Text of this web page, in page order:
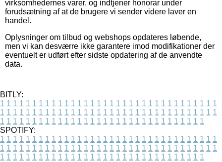
virksomhedernes varer, og indtjener honorar under
forudsætning af at de brugere vi sender videre laver en
handel.
Oplysninger om tilbud og webshops opdateres løbende,
men vi kan desværre ikke garantere imod modifikationer der
eventuelt er udført efter sidste opdatering af de anvendte
data.
BITLY:
1 1 1 1 1 1 1 1 1 1 1 1 1 1 1 1 1 1 1 1 1 1 1 1 1 1 1 1 1 1 1 1 1 1
1 1 1 1 1 1 1 1 1 1 1 1 1 1 1 1 1 1 1 1 1 1 1 1 1 1 1 1 1 1 1 1 1 1
1 1 1 1 1 1 1 1 1 1 1 1 1 1 1 1 1 1 1 1 1 1 1 1 1 1 1 1 1 1 1 1
SPOTIFY:
1 1 1 1 1 1 1 1 1 1 1 1 1 1 1 1 1 1 1 1 1 1 1 1 1 1 1 1 1 1 1 1 1 1
1 1 1 1 1 1 1 1 1 1 1 1 1 1 1 1 1 1 1 1 1 1 1 1 1 1 1 1 1 1 1 1 1 1
1 1 1 1 1 1 1 1 1 1 1 1 1 1 1 1 1 1 1 1 1 1 1 1 1 1 1 1 1 1 1 1